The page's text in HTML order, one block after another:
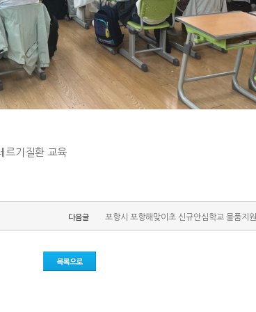
르기질환 교육
다음글 포항시 포항해맞이초 신규안심학교 물품지원